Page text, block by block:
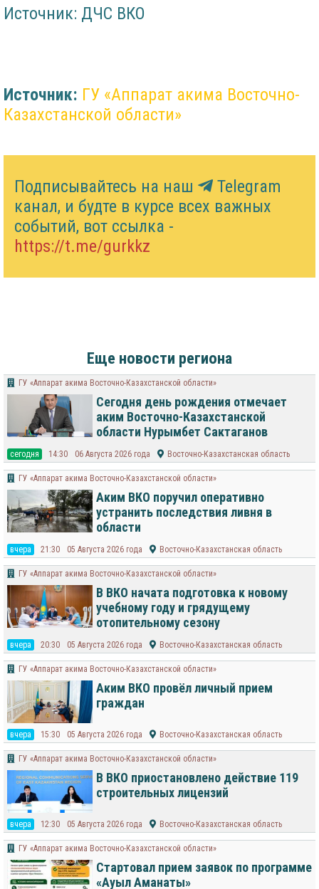
Источник: ДЧС ВКО
Источник: ГУ «Аппарат акима Восточно-
Казахстанской области»
Подписывайтесь на наш
Telegram
канал, и будте в курсе всех важных
событий, вот ссылка -
https://t.me/gurkkz
Еще новости региона
ГУ «Аппарат акима Восточно-Казахстанской области»
Сегодня день рождения отмечает
аким Восточно-Казахстанской
области Нурымбет Сактаганов
cегодня 14:30 06 Августа 2026 года Восточно-Казахстанская область
ГУ «Аппарат акима Восточно-Казахстанской области»
Аким ВКО поручил оперативно
устранить последствия ливня в
области
вчера 21:30 05 Августа 2026 года Восточно-Казахстанская область
ГУ «Аппарат акима Восточно-Казахстанской области»
В ВКО начата подготовка к новому
учебному году и грядущему
отопительному сезону
вчера 20:30 05 Августа 2026 года Восточно-Казахстанская область
ГУ «Аппарат акима Восточно-Казахстанской области»
Аким ВКО провёл личный прием
граждан
вчера 15:30 05 Августа 2026 года Восточно-Казахстанская область
ГУ «Аппарат акима Восточно-Казахстанской области»
В ВКО приостановлено действие 119
строительных лицензий
вчера 12:30 05 Августа 2026 года Восточно-Казахстанская область
ГУ «Аппарат акима Восточно-Казахстанской области»
Стартовал прием заявок по программе
«Ауыл Аманаты»